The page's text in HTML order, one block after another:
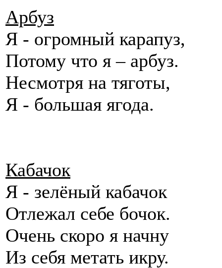
Арбуз
Я - огромный карапуз,
Потому что я – арбуз.
Несмотря на тяготы,
Я - большая ягода.
Кабачок
Я - зелёный кабачок
Отлежал себе бочок.
Очень скоро я начну
Из себя метать икру.